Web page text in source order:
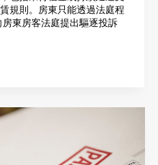
規則。房東只能透過法庭程
東房客法庭提出驅逐投訴